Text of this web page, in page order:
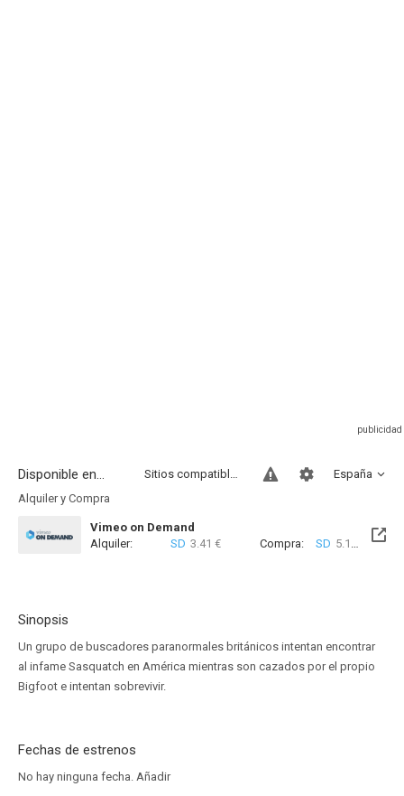
Disponible en... España
Sitios compatibles
Alquiler y Compra
Vimeo on Demand
Alquiler:
SD 3.41 € Compra: SD 5.12 €
Sinopsis
Un grupo de buscadores paranormales británicos intentan encontrar
al infame Sasquatch en América mientras son cazados por el propio
Bigfoot e intentan sobrevivir.
Fechas de estrenos
No hay ninguna fecha. Añadir